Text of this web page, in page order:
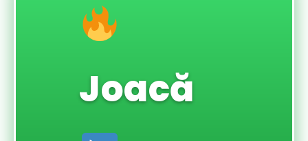
Joacă